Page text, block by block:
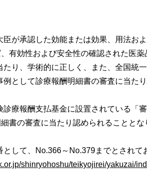
が承認した効能または効果、用法お
有効性および安全性の確認された医
り、学術的に正しく、また、全国統
として診療報酬明細書の審査に当た
療報酬支払基金に設置されている「
書の審査に当たり認められることと
して、No.366～No.379までとされて
shinryohoshu/teikyojirei/yakuzai/